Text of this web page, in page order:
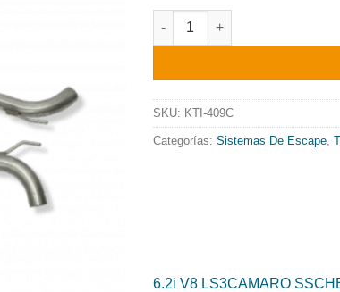
era:
TRAMO INTERMEDIO CON
SKU: KTI-409C
Categorías: Sistemas De Escape
6.2i V8 LS3CAMARO SS